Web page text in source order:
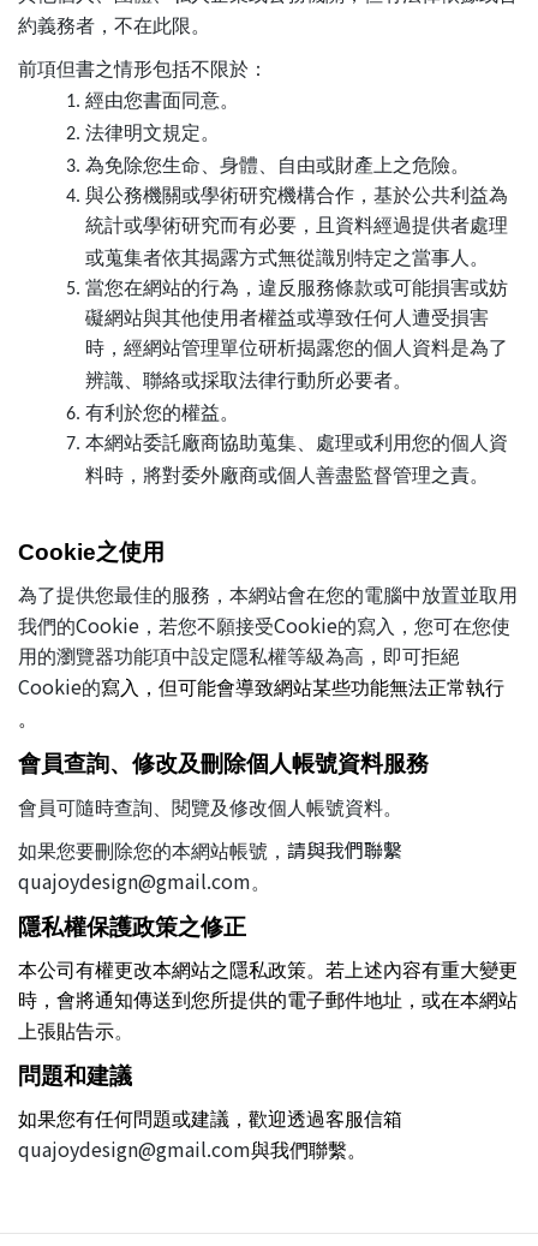
約義務者，不在此限。
前項但書之情形包括不限於：
經由您書面同意。
法律明文規定。
為免除您生命、身體、自由或財產上之危險。
與公務機關或學術研究機構合作，基於公共利益為
統計或學術研究而有必要，且資料經過提供者處理
或蒐集者依其揭露方式無從識別特定之當事人。
當您在網站的行為，違反服務條款或可能損害或妨
礙網站與其他使用者權益或導致任何人遭受損害
時，經網站管理單位研析揭露您的個人資料是為了
辨識、聯絡或採取法律行動所必要者。
有利於您的權益。
本網站委託廠商協助蒐集、處理或利用您的個人資
料時，將對委外廠商或個人善盡監督管理之責。
Cookie之使用
為了提供您最佳的服務，本網站會在您的電腦中放置並取用
我們的Cookie ，若您不願接受Cookie的寫入，您可在您使
用的瀏覽器功能項中設定隱私權等級為高，即可拒絕
Cookie的寫入，但可能會導致網站某些功能無法正常執行
。
會員查詢、修改及刪除個人帳號資料服務
會員可隨時查詢、閱覽及修改個人帳號資料。
如果您要刪除您的本網站帳號， 請與我們聯繫
quajoydesign@gmail.com。
隱私權保護政策之修正
本公司有權更改本網站之隱私政策。若上述內容有重大變更
時，會將通知傳送到您所提供的電子郵件地址，或在本網站
上張貼告示。
問題和建議
如果您有任何問題或建議，歡迎透過客服信箱
quajoydesign@gmail.com與我們聯繫。